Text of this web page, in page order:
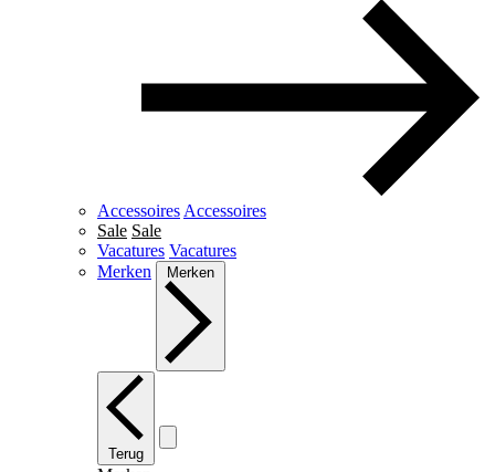
Accessoires Accessoires
Sale Sale
Vacatures Vacatures
Merken
Merken
Terug